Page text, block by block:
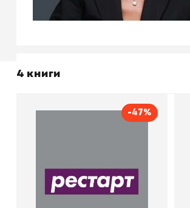
4 книги
-47%
Издательство
Альпина